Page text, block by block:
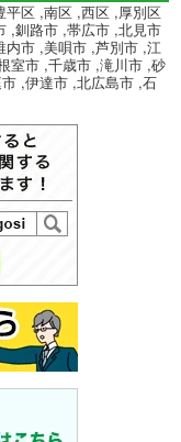
区 ,南区 ,西区 ,厚別区
,釧路市 ,帯広市 ,北見市
内市 ,美唄市 ,芦別市 ,江
室市 ,千歳市 ,滝川市 ,砂
,伊達市 ,北広島市 ,石